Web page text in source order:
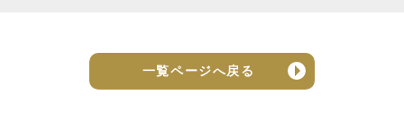
一覧ページへ戻る